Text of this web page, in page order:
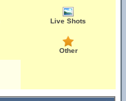
Live Shots
Other